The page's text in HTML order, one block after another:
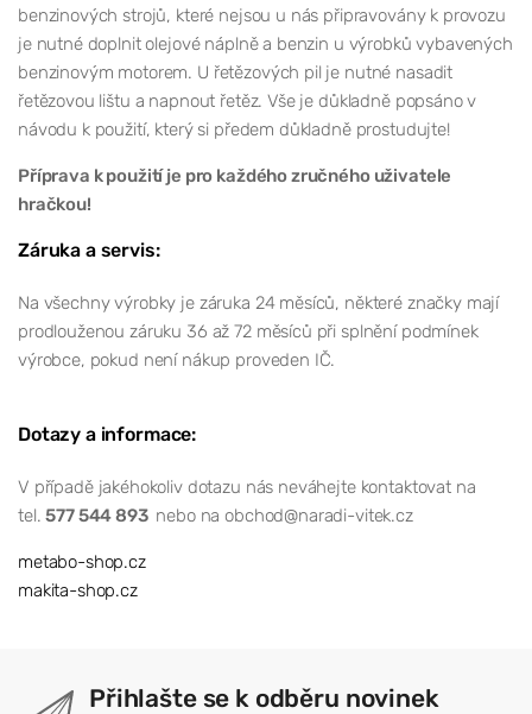
benzinových strojů, které nejsou u nás připravovány k provozu
je nutné doplnit olejové náplně a benzin u výrobků vybavených
benzinovým motorem. U řetězových pil je nutné nasadit
řetězovou lištu a napnout řetěz. Vše je důkladně popsáno v
návodu k použití, který si předem důkladně prostudujte!
Příprava k použití je pro každého zručného uživatele
hračkou!
Záruka a servis:
Na všechny výrobky je záruka 24 měsíců, některé značky mají
prodlouženou záruku 36 až 72 měsíců při splnění podmínek
výrobce, pokud není nákup proveden IČ.
Dotazy a informace:
V případě jakéhokoliv dotazu nás neváhejte kontaktovat na
tel.577 544 893 nebo na obchod@naradi-vitek.cz
metabo-shop.cz
makita-shop.cz
Přihlašte se k odběru novinek